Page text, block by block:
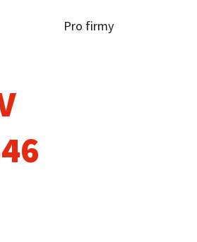
Pro firmy